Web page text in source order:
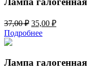
37,00₽ Первоначальная
цена
составляла
35,00 ₽Текущая
Подробнее
Лампа